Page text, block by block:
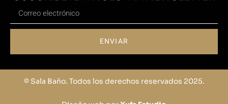
ENVIAR
© Sala Baño. Todos los derechos reservados 2025.